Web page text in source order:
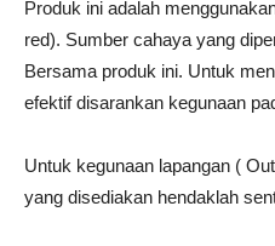
Produk ini adalah
red). Sumber cahaya yang
Bersama produk ini. Untuk
efektif disarankan kegunaan
Untuk kegunaan lapangan (
yang disediakan hendaklah